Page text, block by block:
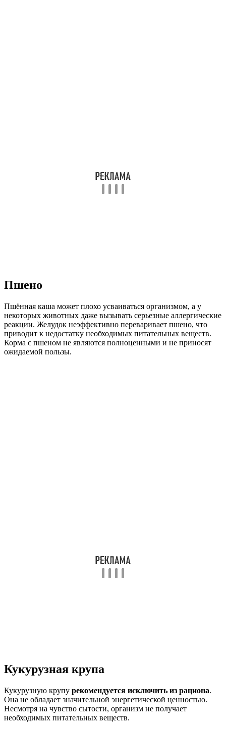
Пшено
Пшённая каша может плохо усваиваться организмом, а у
некоторых животных даже вызывать серьезные аллергические
реакции. Желудок неэффективно переваривает пшено, что
приводит к недостатку необходимых питательных веществ.
Корма с пшеном не являются полноценными и не приносят
ожидаемой пользы.
Кукурузная крупа
Кукурузную крупу рекомендуется исключить из рациона.
Она не обладает значительной энергетической ценностью.
Несмотря на чувство сытости, организм не получает
необходимых питательных веществ.